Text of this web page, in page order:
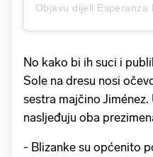
No kako bi ih suci i
Sole na dresu nosi
sestra majčino
nasljeđuju oba
- Blizanke su općenito